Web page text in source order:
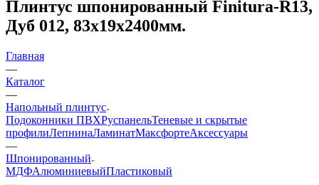
Плинтус шпонированный Finitura-R13,
Дуб 012, 83x19x2400мм.
Главная
—
Каталог
—
Напольный плинтус
Подоконники ПВХРуспанельТеневые и скрытые
профилиЛепнинаЛаминатМаксфортеАксессуары
—
Шпонированный
МДФАлюминиевыйПластиковый